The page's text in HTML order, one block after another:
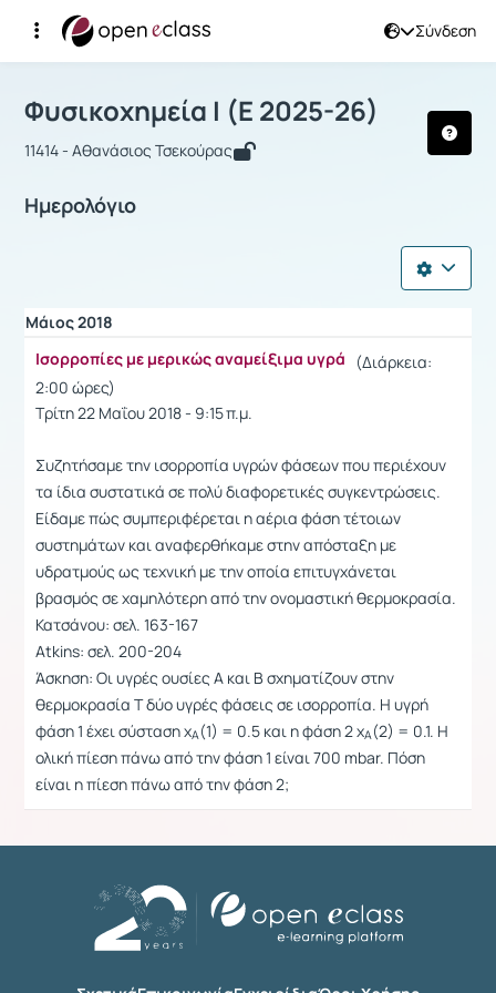
Σύνδεση
Μάθημα : Φυσικοχημεία Ι
Φυσικοχημεία Ι (Ε 2025-26)
11414 - Αθανάσιος Τσεκούρας
Ημερολόγιο
Μάιος 2018
Ισορροπίες με μερικώς αναμείξιμα υγρά (Διάρκεια:
2:00 ώρες)
Τρίτη 22 Μαΐου 2018 - 9:15 π.μ.
Συζητήσαμε την ισορροπία υγρών φάσεων που περιέχουν
τα ίδια συστατικά σε πολύ διαφορετικές συγκεντρώσεις.
Είδαμε πώς συμπεριφέρεται η αέρια φάση τέτοιων
συστημάτων και αναφερθήκαμε στην απόσταξη με
υδρατμούς ως τεχνική με την οποία επιτυγχάνεται
βρασμός σε χαμηλότερη από την ονομαστική θερμοκρασία.
Κατσάνου: σελ. 163-167
Atkins: σελ. 200-204
Άσκηση: Οι υγρές ουσίες Α και Β σχηματίζουν στην
θερμοκρασία Τ δύο υγρές φάσεις σε ισορροπία. Η υγρή
φάση 1 έχει σύσταση xA(1) = 0.5 και η φάση 2 xA(2) = 0.1. Η
ολική πίεση πάνω από την φάση 1 είναι 700 mbar. Πόση
είναι η πίεση πάνω από την φάση 2;